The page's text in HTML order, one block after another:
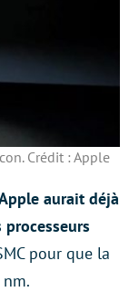
Crédit : Apple
aurait déjà
pour que la